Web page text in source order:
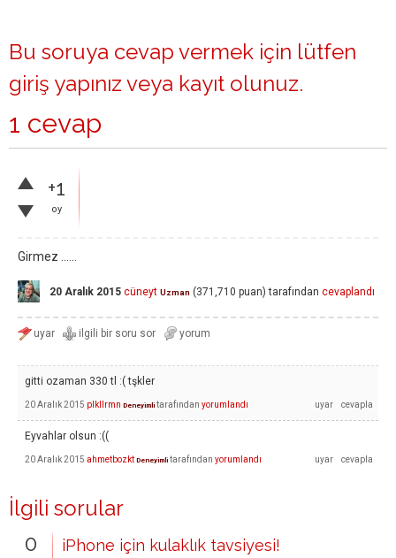
Bu soruya cevap vermek için lütfen
giriş yapınız veya kayıt olunuz.
1 cevap
+1
oy
Girmez ......
20 Aralık 2015 cüneyt Uzman (371,710 puan) tarafından cevaplandı
gitti ozaman 330 tl :( tşkler
20 Aralık 2015 plkllrmn Deneyimli tarafından yorumlandı
Eyvahlar olsun :((
20 Aralık 2015 ahmetbozkt Deneyimli tarafından yorumlandı
İlgili sorular
0
iPhone için kulaklık tavsiyesi!